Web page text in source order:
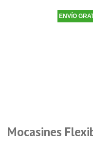
ENVÍO
Mocasines